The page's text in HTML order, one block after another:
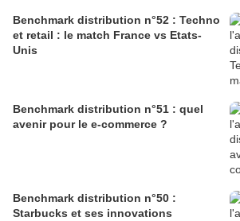
Benchmark distribution n°52 : Techno
et retail : le match France vs Etats-
Unis
Benchmark distribution n°51 : quel
avenir pour le e-commerce ?
Benchmark distribution n°50 :
Starbucks et ses innovations